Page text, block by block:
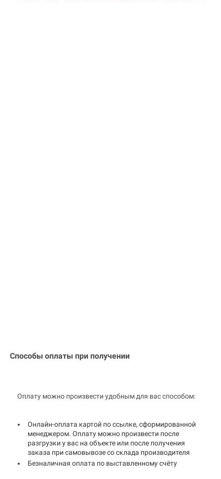
Способы оплаты при получении
Оплату можно произвести удобным для вас способом:
Онлайн-оплата картой по ссылке, сформированной
менеджером. Оплату можно произвести после
разгрузки у вас на объекте или после получения
заказа при самовывозе со склада производителя
Безналичная оплата по выставленному счёту